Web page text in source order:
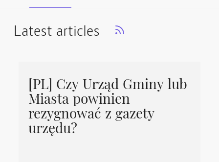
Latest articles
[PL] Czy Urząd Gminy lub
Miasta powinien
rezygnować z gazety
urzędu?